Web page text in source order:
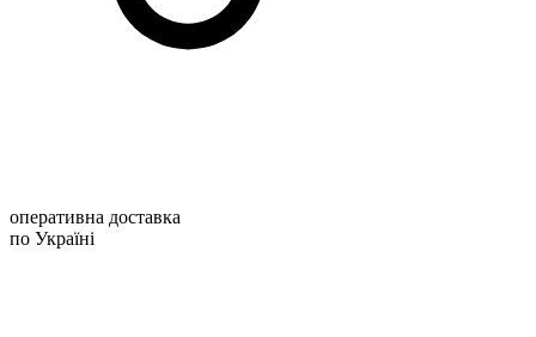
оперативна доставка
по Україні